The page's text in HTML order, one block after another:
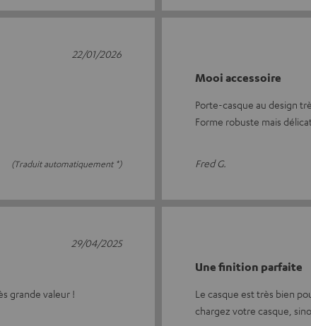
(Traduit automatiquement *)
22/01/2026
Mooi accessoire
Porte-casque au design
Forme robuste mais
Fred G.
grande valeur !
29/04/2025
Une finition parfaite
Le casque est très bien
chargez votre casque,